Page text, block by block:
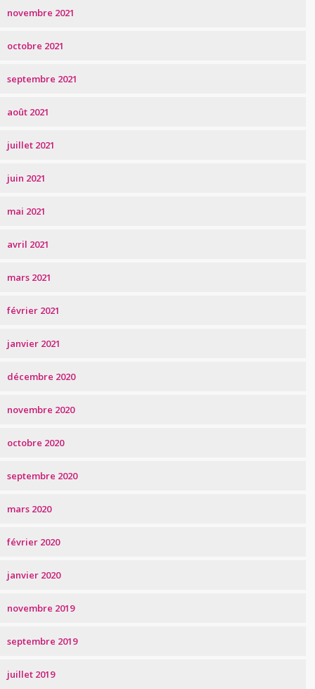
novembre 2021
octobre 2021
septembre 2021
août 2021
juillet 2021
juin 2021
mai 2021
avril 2021
mars 2021
février 2021
janvier 2021
décembre 2020
novembre 2020
octobre 2020
septembre 2020
mars 2020
février 2020
janvier 2020
novembre 2019
septembre 2019
juillet 2019